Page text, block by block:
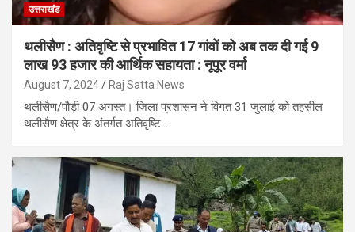
उत्तराखंड
थलीसैण : अतिवृष्टि से प्रभावित 17 गांवों को अब तक दी गई 9
लाख 93 हजार की आर्थिक सहायता : नूपूर वर्मा
August 7, 2024 Raj Satta News
थलीसैण/पौड़ी 07 अगस्त। जिला प्रशासन ने विगत 31 जुलाई को तहसील
थलीसैण क्षेत्र के अंतर्गत अतिवृष्टि…